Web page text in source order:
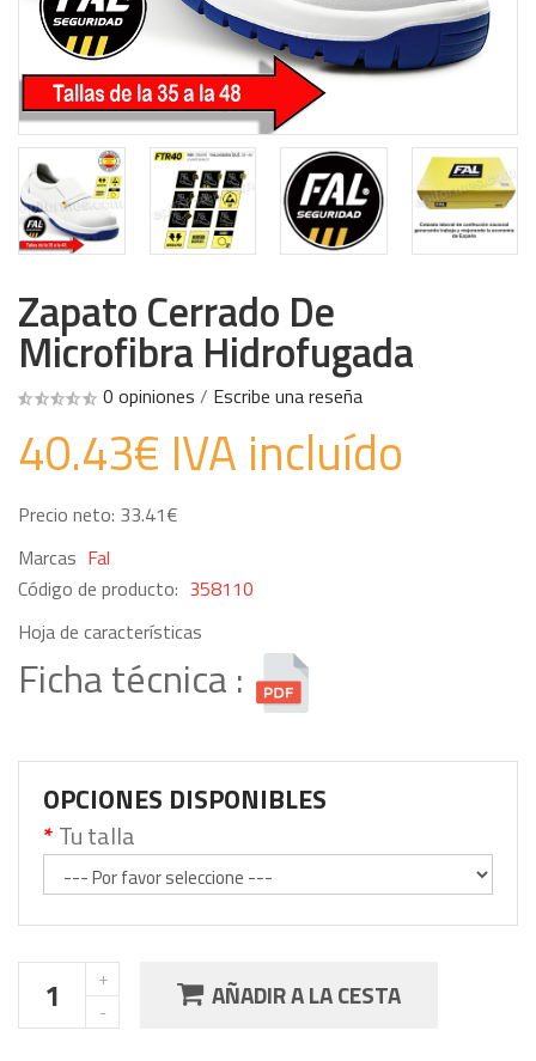
Zapato Cerrado De
Microfibra Hidrofugada
0 opiniones / Escribe una reseña
40.43€ IVA incluído
Precio neto: 33.41€
Marcas Fal
Código de producto: 358110
Hoja de características
Ficha técnica :
OPCIONES DISPONIBLES
Tu talla
AÑADIR A LA CESTA